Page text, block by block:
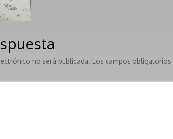
no será publicada. Los campos